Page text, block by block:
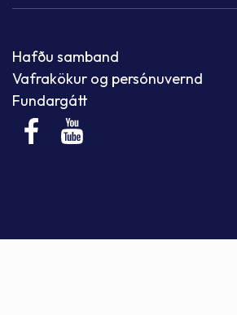
Hafðu samband
Vafrakökur og persónuvernd
Fundargátt